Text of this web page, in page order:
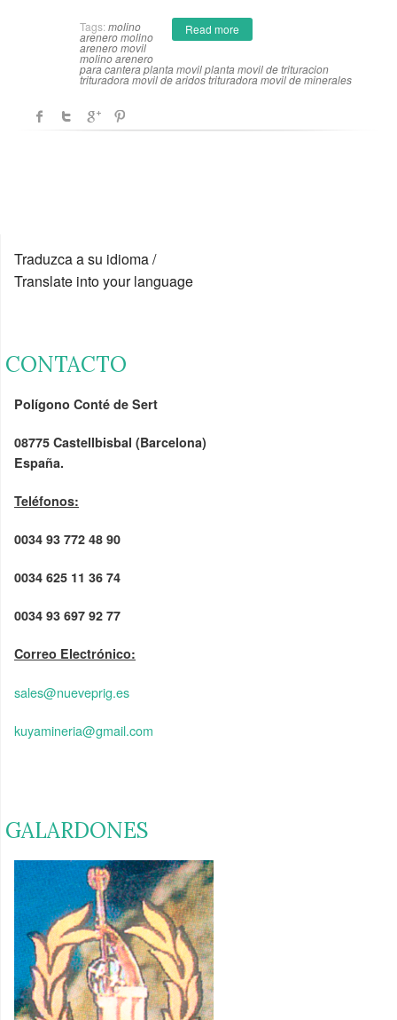
Read more
Tags: molino
areneromolino
arenero movil
molino arenero
para cantera planta movilplanta movil de trituracion
trituradora movil de aridostrituradora movil de minerales
Traduzca a su idioma /
Translate into your language
CONTACTO
Polígono Conté de Sert
08775 Castellbisbal (Barcelona)
España.
Teléfonos:
0034 93 772 48 90
0034 625 11 36 74
0034 93 697 92 77
Correo Electrónico:
sales@nueveprig.es
kuyamineria@gmail.com
GALARDONES